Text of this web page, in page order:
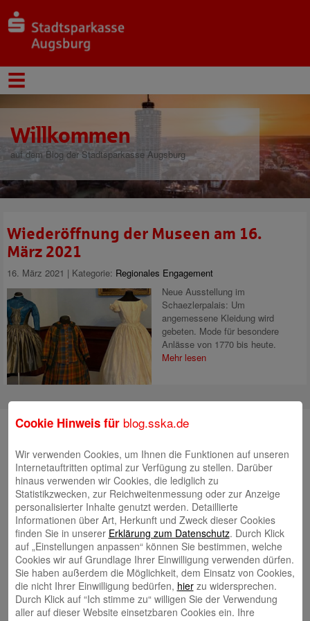
Willkommen
auf dem Blog der Stadtsparkasse Augsburg
Wiederöffnung der Museen am 16.
März 2021
16. März 2021 | Kategorie: Regionales Engagement
Neue Ausstellung im
Schaezlerpalais: Um
angemessene Kleidung wird
gebeten. Mode für besondere
Anlässe von 1770 bis heute.
Mehr lesen
Suche
Neueste Beiträge
Radlkonvoi des FFH feiert Einweihung des neuen
Campus Nord 5. August 2026
Willkommen bei Kinder im Mittelpunkt e.V. 24. Juli 2026
Tierische Erlebnisse, Bewegung und Begegnungen –
Zootag der Stadtsparkasse Augsburg begeistert rund
2.500 Besucherinnen und Besucher 22. Juli 2026
Cookie Hinweis für blog.sska.de
Wir verwenden Cookies, um Ihnen die Funktionen auf unseren
Internetauftritten optimal zur Verfügung zu stellen. Darüber
hinaus verwenden wir Cookies, die lediglich zu
Statistikzwecken, zur Reichweitenmessung oder zur Anzeige
personalisierter Inhalte genutzt werden. Detaillierte
Informationen über Art, Herkunft und Zweck dieser Cookies
finden Sie in unserer Erklärung zum Datenschutz. Durch Klick
auf „Einstellungen anpassen“ können Sie bestimmen, welche
Cookies wir auf Grundlage Ihrer Einwilligung verwenden dürfen.
Sie haben außerdem die Möglichkeit, dem Einsatz von Cookies,
die nicht Ihrer Einwilligung bedürfen, hierzu widersprechen.
Durch Klick auf “Ich stimme zu“ willigen Sie der Verwendung
aller auf dieser Website einsetzbaren Cookies ein. Ihre